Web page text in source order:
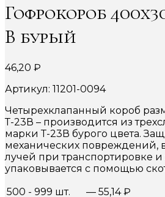
Гофрокороб
В бурый
46,20 ₽
Артикул: 11201-0094
Четырехклапанный короб
Т-23В – производится из
марки Т-23В бурого цвета.
механических повреждений,
лучей при транспортировке
упаковывается с помощью
500 - 999 шт.
— 55,14₽